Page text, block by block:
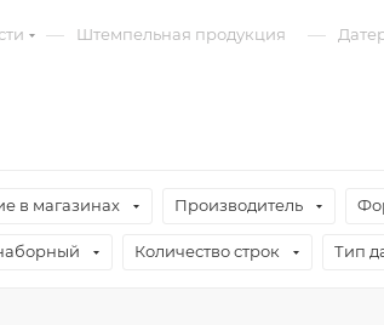
— Штемпельная продукция —
в магазинах Производитель
Количество строк Тип